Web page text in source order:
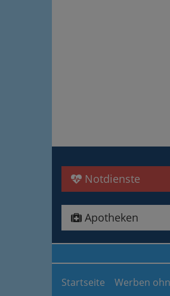
Notdienste
Apotheken
Startseite Werben